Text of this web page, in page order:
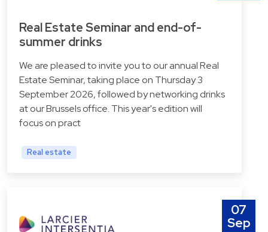
Real Estate Seminar and end-of-
summer drinks
We are pleased to invite you to our annual Real
Estate Seminar, taking place on Thursday 3
September 2026, followed by networking drinks
at our Brussels office. This year's edition will
focus on pract
Real estate
07
Sep